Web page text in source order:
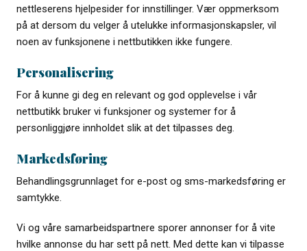
nettleserens hjelpesider for innstillinger. Vær oppmerksom
på at dersom du velger å utelukke informasjonskapsler, vil
noen av funksjonene i nettbutikken ikke fungere.
Personalisering
For å kunne gi deg en relevant og god opplevelse i vår
nettbutikk bruker vi funksjoner og systemer for å
personliggjøre innholdet slik at det tilpasses deg.
Markedsføring
Behandlingsgrunnlaget for e-post og sms-markedsføring er
samtykke.
Vi og våre samarbeidspartnere sporer annonser for å vite
hvilke annonse du har sett på nett. Med dette kan vi tilpasse